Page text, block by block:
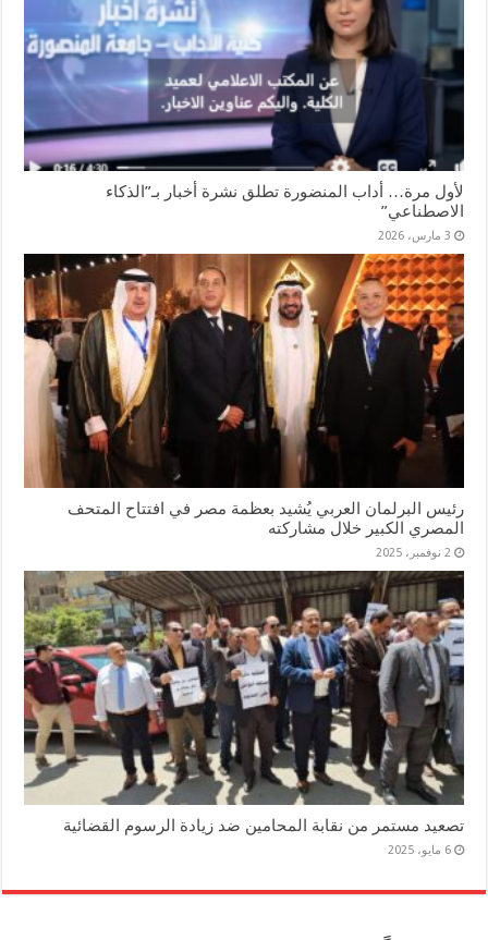
لأول مرة… أداب المنضورة تطلق نشرة أخبار بـ”الذكاء
الاصطناعي”
3 مارس، 2026
رئيس البرلمان العربي يُشيد بعظمة مصر في افتتاح المتحف
المصري الكبير خلال مشاركته
2 نوفمبر، 2025
تصعيد مستمر من نقابة المحامين ضد زيادة الرسوم القضائية
6 مايو، 2025